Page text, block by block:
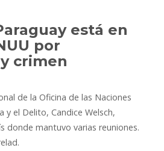
está en
por
crimen
de la Oficina de las Naciones
y el Delito, Candice Welsch,
donde mantuvo varias reuniones.